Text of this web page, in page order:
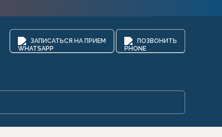
ЗАПИСАТЬСЯ НА ПРИЕМ ПОЗВОНИТЬ